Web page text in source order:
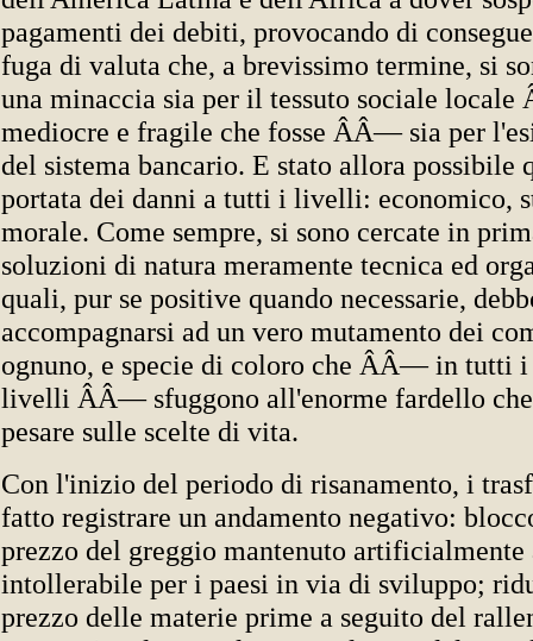
pagamenti dei debiti, provocando di
fuga di valuta che, a brevissimo termine, si
una minaccia sia per il tessuto sociale
mediocre e fragile che fosse ÂÂ— sia per
del sistema bancario. E stato allora possibile
portata dei danni a tutti i livelli: economico,
morale. Come sempre, si sono cercate in
soluzioni di natura meramente tecnica ed
quali, pur se positive quando necessarie,
accompagnarsi ad un vero mutamento dei
ognuno, e specie di coloro che ÂÂ— in tutti i
livelli ÂÂ— sfuggono all'enorme fardello
pesare sulle scelte di vita.
Con l'inizio del periodo di risanamento, i
fatto registrare un andamento negativo:
prezzo del greggio mantenuto
intollerabile per i paesi in via di sviluppo;
prezzo delle materie prime a seguito del